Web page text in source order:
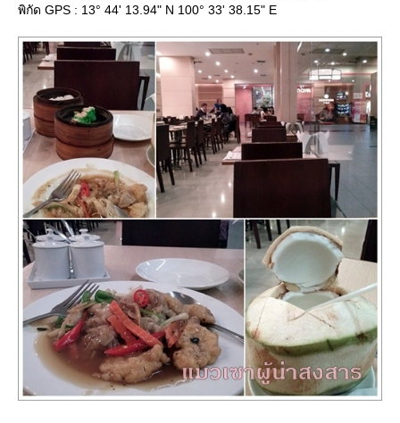
พิกัด GPS : 13° 44' 13.94" N 100° 33' 38.15" E